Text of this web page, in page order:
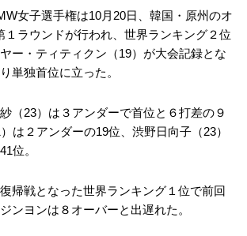
女子選手権は10月20日、韓国・原州のオ
１ラウンドが行われ、世界ランキング２位
ー・ティティクン（19）が大会記録とな
単独首位に立った。
（23）は３アンダーで首位と６打差の９
は２アンダーの19位、渋野日向子（23）
位。
帰戦となった世界ランキング１位で前回
ンヨンは８オーバーと出遅れた。